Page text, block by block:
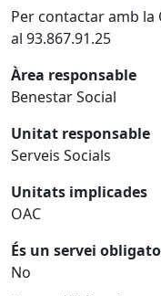
Per contactar amb
al 93.867.91.25
Àrea responsable
Benestar Social
Unitat responsable
Serveis Socials
Unitats implicades
OAC
És un servei
No